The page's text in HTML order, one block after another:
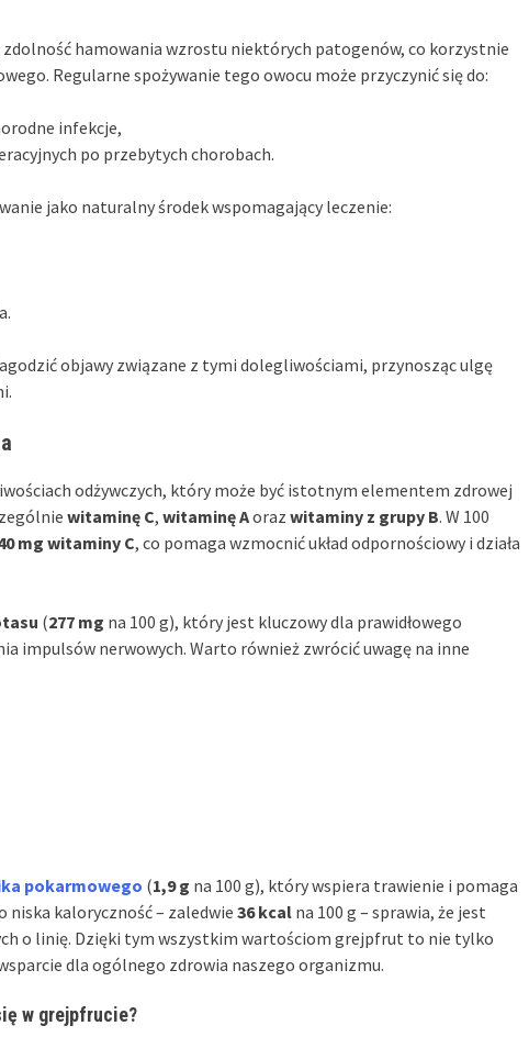
hamowania wzrostu niektórych patogenów, co korzystnie
Regularne spożywanie tego owocu może przyczynić się do:
infekcje,
po przebytych chorobach.
jako naturalny środek wspomagający leczenie:
objawy związane z tymi dolegliwościami, przynosząc ulgę
odżywczych, który może być istotnym elementem zdrowej
witaminę C, witaminę Aoraz witaminy z grupy B. W 100
mg witaminy C, co pomaga wzmocnić układ odpornościowy i działa
(277 mg na 100 g), który jest kluczowy dla prawidłowego
impulsów nerwowych. Warto również zwrócić uwagę na inne
pokarmowego (1,9 g na 100 g), który wspiera trawienie i pomaga
niska kaloryczność – zaledwie 36 kcal na 100 g – sprawia, że jest
o linię. Dzięki tym wszystkim wartościom grejpfrut to nie tylko
dla ogólnego zdrowia naszego organizmu.
w grejpfrucie?